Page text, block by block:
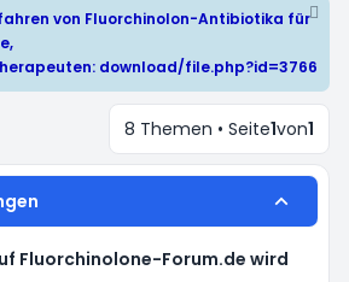
von Fluorchinolon-Antibiotika für
download/file.php?id=3766
8 Themen • Seite1von1
Fluorchinolone-Forum.de wird